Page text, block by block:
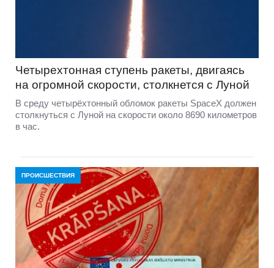
Четырехтонная ступень ракеты, двигаясь
на огромной скорости, столкнется с Луной
В среду четырёхтонный обломок ракеты SpaceX должен
столкнуться с Луной на скорости около 8690 километров
в час.
ПРОИСШЕСТВИЯ